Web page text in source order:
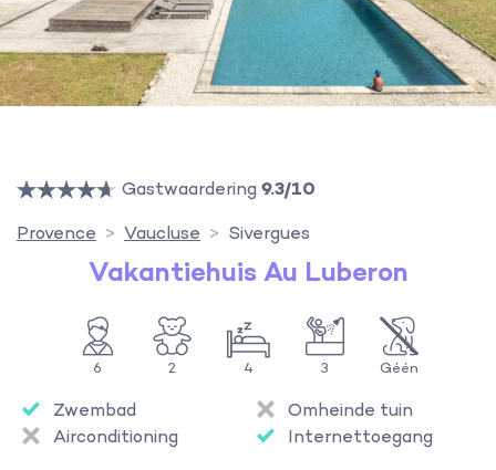
Gastwaardering 9.3/10
Provence
Vaucluse Sivergues
Vakantiehuis Au Luberon
6 2 4 3 Géén
Zwembad
Airconditioning
Omheinde tuin
Internettoegang